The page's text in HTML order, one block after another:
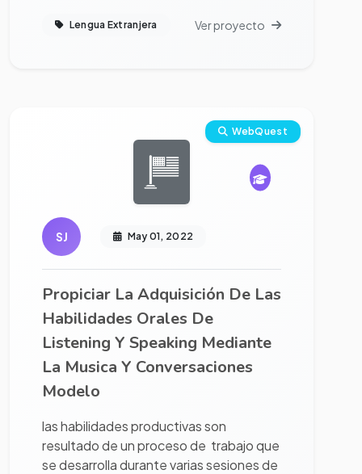
Lengua Extranjera Ver proyecto
WebQuest
SJ May 01, 2022
Propiciar La Adquisición De Las
Habilidades Orales De
Listening Y Speaking Mediante
La Musica Y Conversaciones
Modelo
las habilidades productivas son
resultado de un proceso de trabajo que
se desarrolla durante varias sesiones de